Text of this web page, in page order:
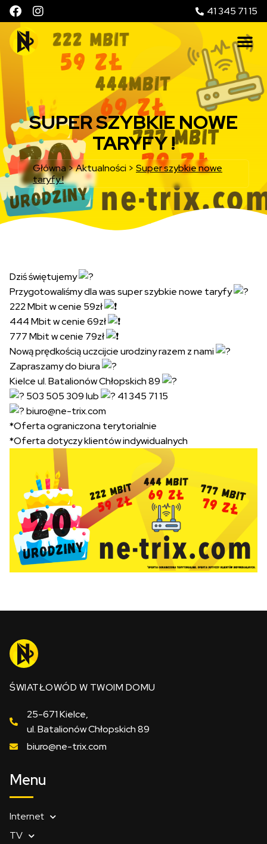
41 345 71 15
SUPER SZYBKIE NOWE
TARYFY !
Główna>Aktualności > Super szybkie nowe
taryfy !
Dziś świętujemy
Przygotowaliśmy dla was super szybkie nowe taryfy
222 Mbit w cenie 59zł
444 Mbit w cenie 69zł
777 Mbit w cenie 79zł
Nową prędkością uczcijcie urodziny razem z nami
Zapraszamy do biura
Kielce ul. Batalionów Chłopskich 89
503 505 309 lub
41 345 71 15
biuro@ne-trix.com
*Oferta ograniczona terytorialnie
*Oferta dotyczy klientów indywidualnych
ŚWIATŁOWÓD W TWOIM DOMU
25-671 Kielce,
ul. Batalionów Chłopskich 89
biuro@ne-trix.com
Menu
Internet
TV